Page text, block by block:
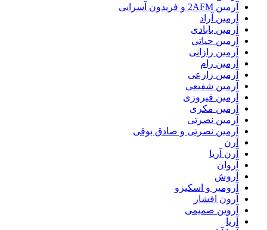
آرمین 2AFM و فریدون آسرایی
آرمین آراد
آرمین بابادی
آرمین حیاتی
آرمین رازانی
آرمین رام
آرمین زارعی
آرمین شفیعی
آرمین فیروزی
آرمین مکری
آرمین نصرتی
آرمین نصرتی و صادق بوقی
آرن
آرن آریا
آروان
آروش
آرومیر و اسکیزو
آرون افشار
آروین صمیمی
آریا